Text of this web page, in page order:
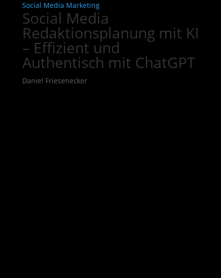
Social Media Marketing
Social Media
Redaktionsplanung mit KI
– Effizient und
Authentisch mit ChatGPT
Daniel Friesenecker